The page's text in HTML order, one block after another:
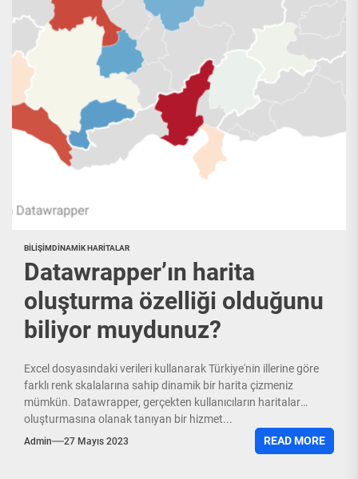
BILIŞIMDINAMIK HARITALAR
Datawrapper’ın harita
oluşturma özelliği olduğunu
biliyor muydunuz?
Excel dosyasındaki verileri kullanarak Türkiye'nin illerine göre
farklı renk skalalarına sahip dinamik bir harita çizmeniz
mümkün. Datawrapper, gerçekten kullanıcıların haritalar
oluşturmasına olanak tanıyan bir hizmet...
Admin 27 Mayıs 2023 READ MORE